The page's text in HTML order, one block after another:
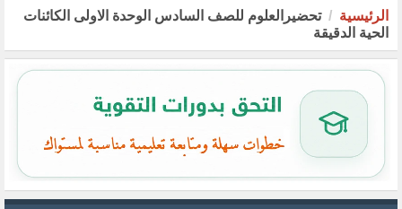
الرئيسية
تحضيرالعلوم للصف السادس الوحدة الاولى الكائنات
الحية الدقيقة